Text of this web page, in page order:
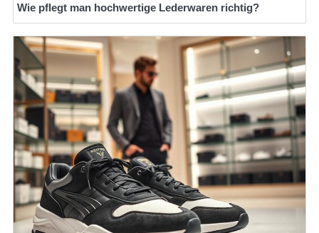
Wie pflegt man hochwertige Lederwaren richtig?